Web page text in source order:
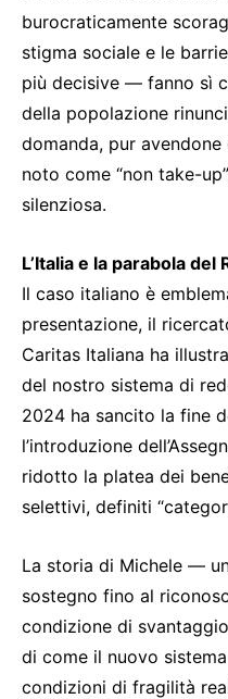
burocraticamente
stigma sociale e le
più decisive — fanno sì
della popolazione
domanda, pur
noto come “non take-
silenziosa.
L’Italia e la parabola
Il caso italiano è
presentazione, il
Caritas Italiana ha
del nostro sistema di
2024 ha sancito la fine
l’introduzione
ridotto la platea dei
selettivi, definiti
La storia di Michele —
sostegno fino al
condizione di
di come il nuovo
condizioni di fragilità